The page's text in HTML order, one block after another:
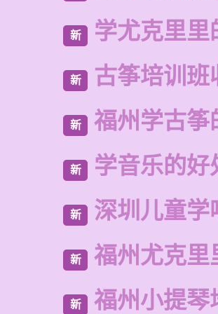
新 学尤克里里
新 古筝培训班
新 福州学古筝
新 学音乐的好
新 深圳儿童学
新 福州尤克里
新 福州小提琴